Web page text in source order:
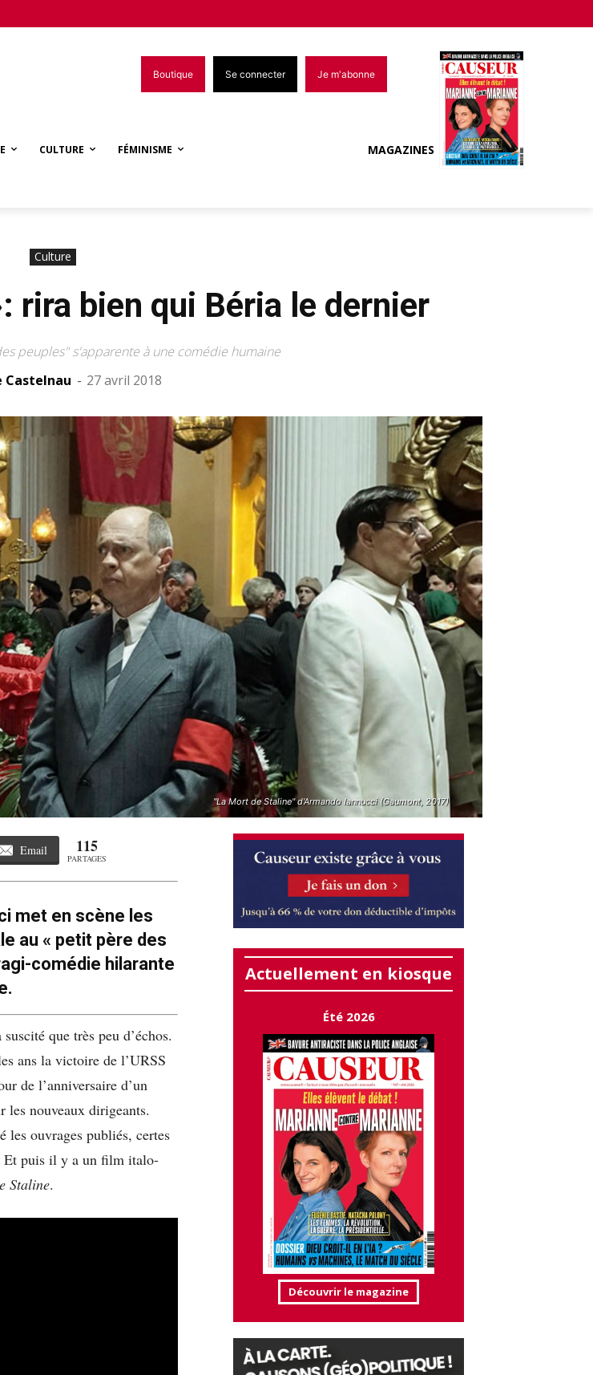
Boutique Se connecter Je m'abonne
CULTURE FÉMINISME MAGAZINES
Culture
rira bien qui Béria le dernier
peuples" s'apparente à une comédie humaine
Castelnau - 27 avril 2018
"La Mort de Staline" d'Armando Iannucci (Gaumont, 2017)
Email 115
PARTAGES
met en scène les
au « petit père des
comédie hilarante
suscité que très peu d’échos.
ans la victoire de l’URSS
de l’anniversaire d’un
les nouveaux dirigeants.
les ouvrages publiés, certes
Et puis il y a un film italo-
Staline.
Actuellement en kiosque
Été 2026
Découvrir le magazine